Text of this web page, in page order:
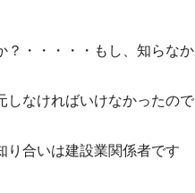
？・・・・・もし、知らなか
しなければいけなかったので
り合いは建設業関係者です